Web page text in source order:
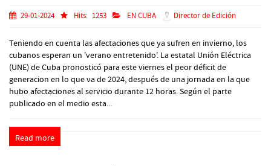
29-01-2024 Hits: 1253 EN CUBA Director de Edición
Teniendo en cuenta las afectaciones que ya sufren en invierno, los
cubanos esperan un 'verano entretenido'. La estatal Unión Eléctrica
(UNE) de Cuba pronosticó para este viernes el peor déficit de
generacion en lo que va de 2024, después de una jornada en la que
hubo afectaciones al servicio durante 12 horas. Según el parte
publicado en el medio esta...
Read more